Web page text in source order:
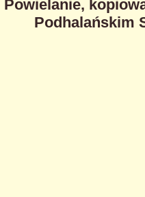
Powielanie,
Podhalańskim